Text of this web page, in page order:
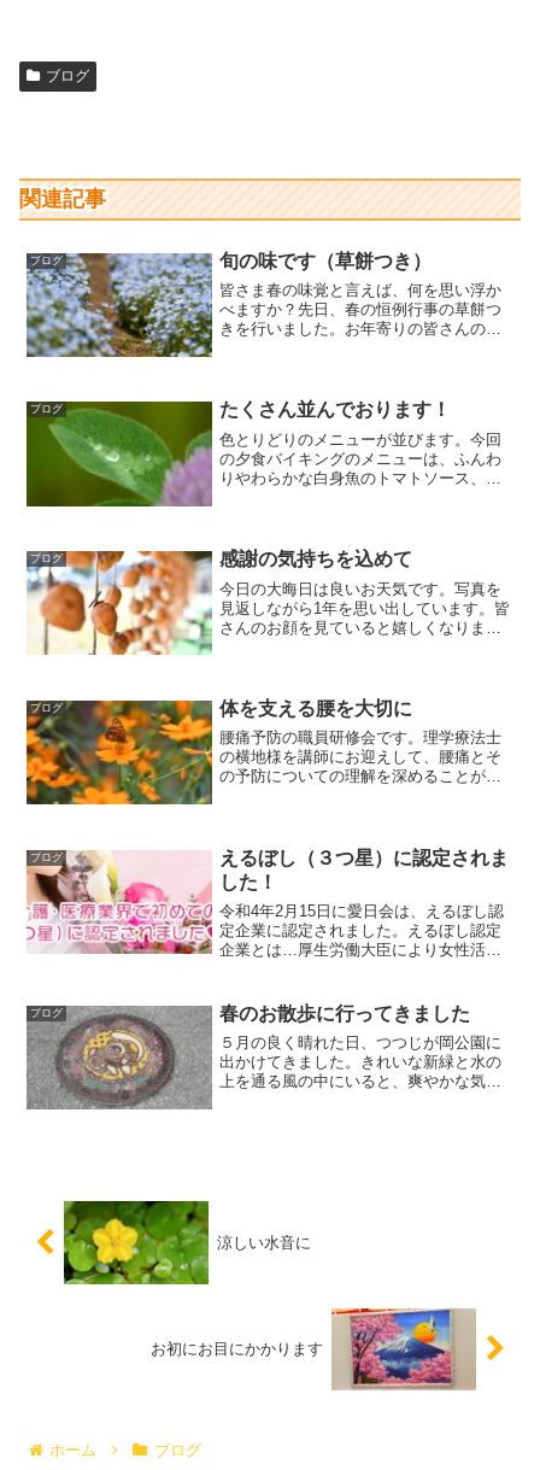
ブログ
関連記事
ブログ 旬の味です（草餅つき）
皆さま春の味覚と言えば、何を思い浮か
べますか？先日、春の恒例行事の草餅つ
きを行いました。お年寄りの皆さんの掛
ブログ たくさん並んでおります！
色とりどりのメニューが並びます。今回
の夕食バイキングのメニューは、ふんわ
りやわらかな白身魚のトマトソース、春
できます。「ゴーヤーチ...
ブログ 感謝の気持ちを込めて
今日の大晦日は良いお天気です。写真を
見返しながら1年を思い出しています。皆
さんのお顔を見ていると嬉しくなりま
謝申し上げて、除夜の鐘に...
ブログ 体を支える腰を大切に
腰痛予防の職員研修会です。理学療法士
の横地様を講師にお迎えして、腰痛とそ
の予防についての理解を深めることがで
ブログ
えるぼし（３つ星）に認定されま
した！
令和4年2月15日に愛日会は、えるぼし認
定企業に認定されました。えるぼし認定
企業とは…厚生労働大臣により女性活躍
められた企業のことです。県内では、14
社目の認定となりま...
ブログ 春のお散歩に行ってきました
５月の良く晴れた日、つつじが岡公園に
出かけてきました。きれいな新緑と水の
上を通る風の中にいると、爽やかな気持
涼しい水音に
お初にお目にかかります
ホーム ブログ